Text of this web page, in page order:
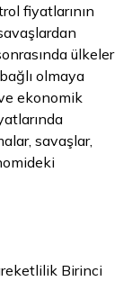
fiyatlarının
ülkeler
olmaya
ekonomik
savaşlar,
Birinci